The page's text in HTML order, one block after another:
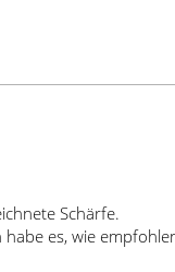
Schärfe.
es, wie